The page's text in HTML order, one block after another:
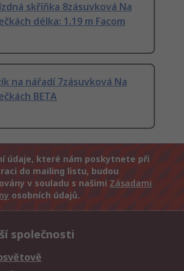
skříňka 8zásuvková Na
délka: 1.19 m Facom
na nářadí 7zásuvková Na
BETA
údaje, které nám poskytnete při
do mailing listu, budou
v souladu s našimi Zásadami
osobních údajů.
společnosti